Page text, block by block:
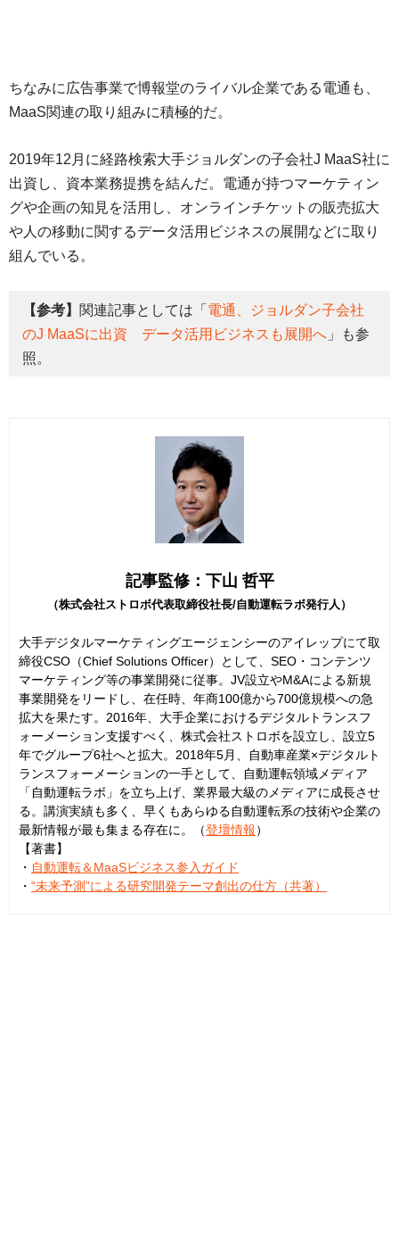
ちなみに広告事業で博報堂のライバル企業である電通も、
MaaS関連の取り組みに積極的だ。
2019年12月に経路検索大手ジョルダンの子会社J MaaS社に
出資し、資本業務提携を結んだ。電通が持つマーケティン
グや企画の知見を活用し、オンラインチケットの販売拡大
や人の移動に関するデータ活用ビジネスの展開などに取り
組んでいる。
【参考】 関連記事としては「 電通、ジョルダン子会社
のJ MaaSに出資 データ活用ビジネスも展開へ 」も参
照。
記事監修：下山 哲平
（株式会社ストロボ代表取締役社長/自動運転ラボ発行人）
大手デジタルマーケティングエージェンシーのアイレップにて取
締役CSO（Chief Solutions Officer）として、SEO・コンテンツ
マーケティング等の事業開発に従事。JV設立やM&Aによる新規
事業開発をリードし、在任時、年商100億から700億規模への急
拡大を果たす。2016年、大手企業におけるデジタルトランスフ
ォーメーション支援すべく、株式会社ストロボを設立し、設立5
年でグループ6社へと拡大。2018年5月、自動車産業×デジタルト
ランスフォーメーションの一手として、自動運転領域メディア
「自動運転ラボ」を立ち上げ、業界最大級のメディアに成長させ
る。講演実績も多く、早くもあらゆる自動運転系の技術や企業の
最新情報が最も集まる存在に。（登壇情報）
【著書】
・ 自動運転＆MaaSビジネス参入ガイド
・ “未来予測”による研究開発テーマ創出の仕方（共著）